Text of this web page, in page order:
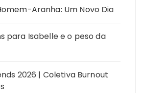
Aranha: Um Novo Dia
para Isabelle e o peso da
2026 | Coletiva Burnout